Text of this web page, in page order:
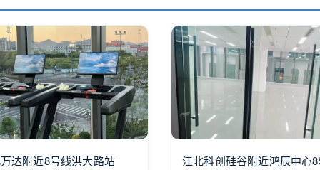
达附近8号线洪大路站 江北科创硅谷附近鸿辰中心